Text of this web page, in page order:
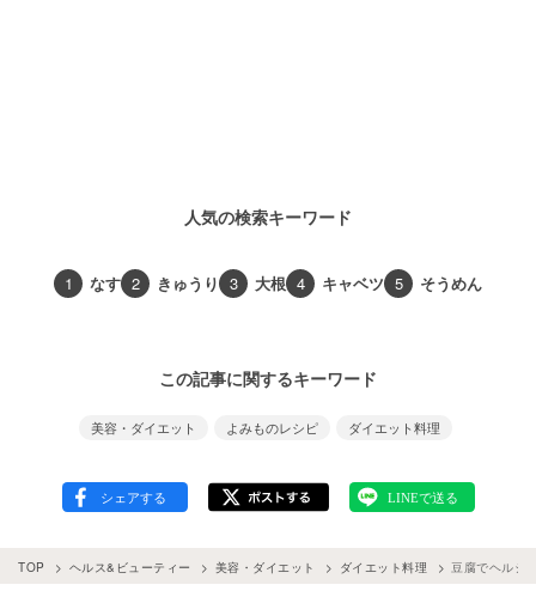
人気の検索キーワード
1 なす 2 きゅうり 3 大根 4 キャベツ 5 そうめん
この記事に関するキーワード
美容・ダイエット よみものレシピ ダイエット料理
TOP ヘルス&ビューティー 美容・ダイエット ダイエット料理 豆腐でヘルシ